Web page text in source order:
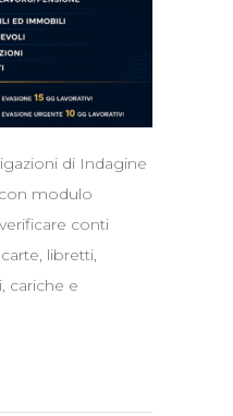
di Indagine
modulo
conti
libretti,
cariche e